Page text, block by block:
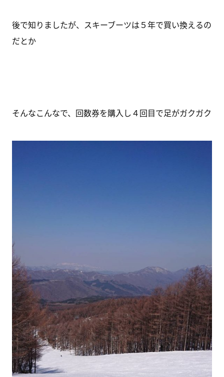
後で知りましたが、スキーブーツは５年で買い換えるの
だとか
そんなこんなで、回数券を購入し４回目で足がガクガク